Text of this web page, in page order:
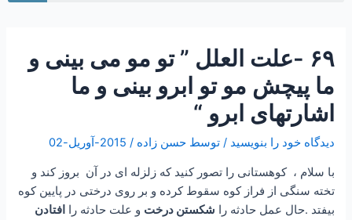
۶۹ -علت العلل ” تو مو می بینی و
ما پیچش مو تو ابرو بینی و ما
اشارتهای ابرو “
دیدگاه‌ خود را بنویسید / توسطحسن زاده/ 2015-آوریل-02
با سلام ، کوهستانی را تصور کنید که زلزله ای در آن بروز کند و
تخته سنگی از فراز کوه سقوط کرده و بر روی درختی در پایین کوه
بیفتد .حال عمل حادثه را شکستن درخت و علت حادثه را افتادن